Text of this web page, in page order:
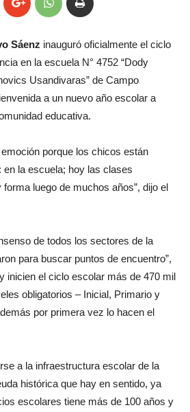
Sáenz inauguró oficialmente el ciclo
en la escuela N° 4752 “Dody
Usandivaras” de Campo
a un nuevo año escolar a
educativa.
porque los chicos están
en la escuela; hoy las clases
luego de muchos años”, dijo el
de todos los sectores de la
para buscar puntos de encuentro”,
inicien el ciclo escolar más de 470 mil
obligatorios – Inicial, Primario y
por primera vez lo hacen el
a la infraestructura escolar de la
histórica que hay en sentido, ya
escolares tiene más de 100 años y